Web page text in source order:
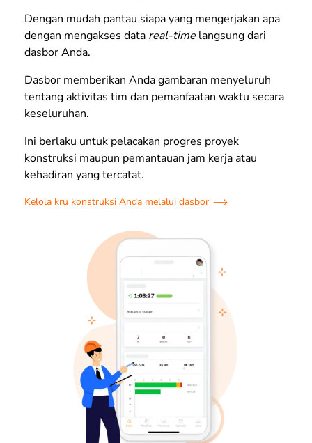
Dengan mudah pantau siapa yang mengerjakan apa
dengan mengakses data real-time langsung dari
dasbor Anda.
Dasbor memberikan Anda gambaran menyeluruh
tentang aktivitas tim dan pemanfaatan waktu secara
keseluruhan.
Ini berlaku untuk pelacakan progres proyek
konstruksi maupun pemantauan jam kerja atau
kehadiran yang tercatat.
Kelola kru konstruksi Anda melalui dasbor